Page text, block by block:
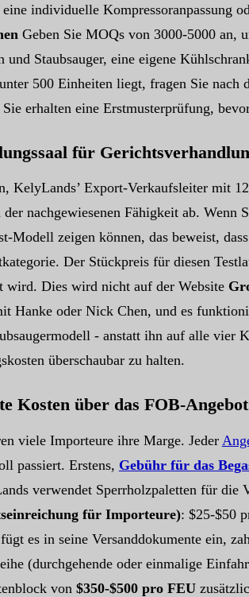
eine individuelle
Geben Sie MOQs von 3000-5000 an,
und Staubsauger, eine eigene
500 Einheiten liegt, fragen Sie
erhalten eine Erstmusterprüfung,
für
KelyLands’ Export-Verkaufsleiter mit
der nachgewiesenen Fähigkeit ab.
Modell zeigen können, das beweist,
Der Stückpreis für diesen
wird. Dies wird nicht auf der Website
Hanke oder Nick Chen, und es
- anstatt ihn auf alle vier
überschaubar zu halten.
Kosten über das FOB-
viele Importeure ihre Marge. Jeder
passiert. Erstens, Gebühr für das
verwendet Sperrholzpaletten für die
für Importeure): $25-$50
es in seine Versanddokumente ein,
(durchgehende oder einmalige
von $350-$500 pro FEU